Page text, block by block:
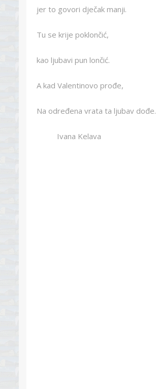
jer to govori dječak manji.
Tu se krije poklončić,
kao ljubavi pun lončić.
A kad Valentinovo prođe,
Na određena vrata ta ljubav dođe.
Ivana Kelava